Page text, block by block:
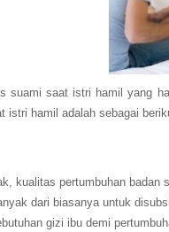
suami saat istri hamil yang
istri hamil adalah sebagai
kualitas pertumbuhan
dari biasanya untuk
gizi ibu demi